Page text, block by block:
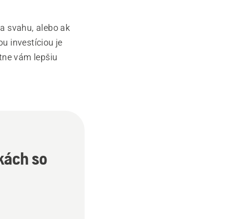
svahu, alebo ak
investíciou je
vám lepšiu
so